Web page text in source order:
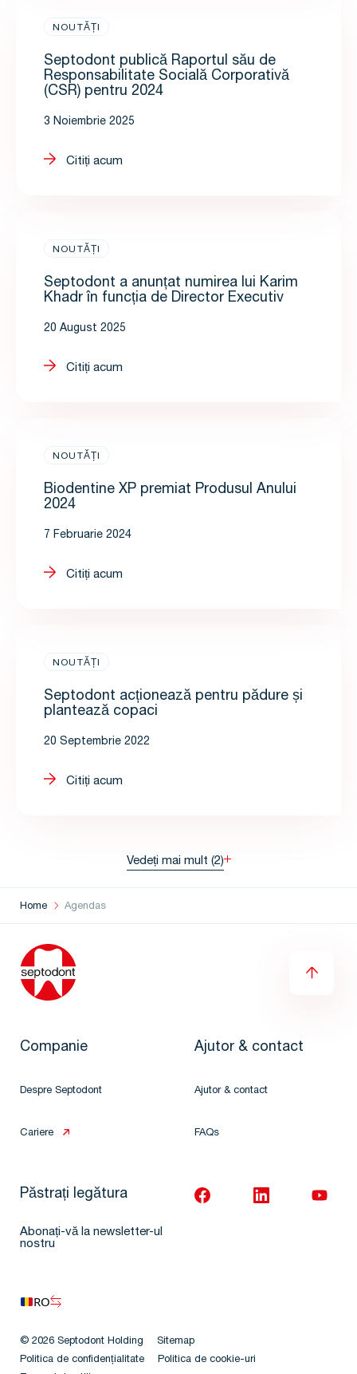
NOUTĂȚI
Septodont publică Raportul său de
Responsabilitate Socială Corporativă
(CSR) pentru 2024
3 Noiembrie 2025
Citiți acum
NOUTĂȚI
Septodont a anunțat numirea lui Karim
Khadr în funcția de Director Executiv
20 August 2025
Citiți acum
NOUTĂȚI
Biodentine XP premiat Produsul Anului
2024
7 Februarie 2024
Citiți acum
NOUTĂȚI
Septodont acționează pentru pădure și
plantează copaci
20 Septembrie 2022
Citiți acum
Vedeți mai mult (2)
Home Agendas
Companie
Despre Septodont
Cariere
Ajutor & contact
Ajutor & contact
FAQs
Păstrați legătura
Abonați-vă la newsletter-ul
nostru
RO
© 2026 Septodont Holding
Sitemap
Politica de confidențialitate
Politica de cookie-uri